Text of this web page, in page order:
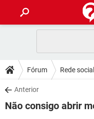
CELULAR
OUTLOOK
INSTAGRAM
DICAS
JOGOS
DOWNLOADS
JOGOS
Fórum Rede social
Anterior
Não consigo abrir